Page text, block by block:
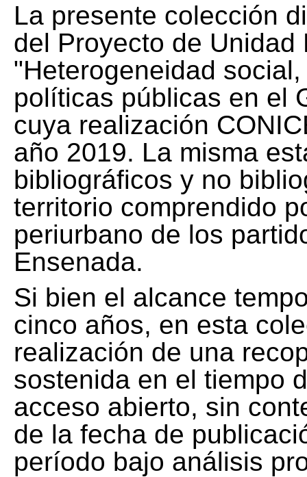
La presente colección
del Proyecto de Unidad
"Heterogeneidad
políticas públicas en el
cuya realización
año 2019. La misma
bibliográficos y no
territorio comprendido
periurbano de los
Ensenada.
Si bien el alcance
cinco años, en esta
realización de una
sostenida en el tiempo
acceso abierto, sin
de la fecha de
período bajo análisis